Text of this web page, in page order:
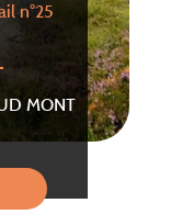
n°25
MONT